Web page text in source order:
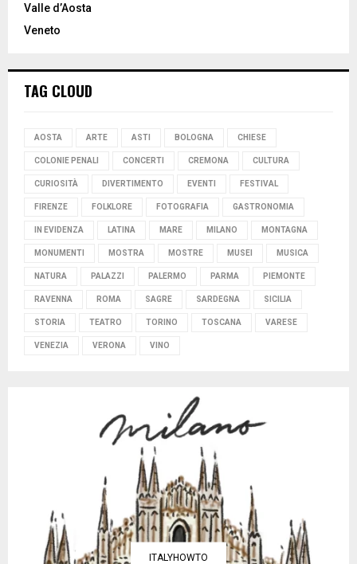
Valle d’Aosta
Veneto
TAG CLOUD
AOSTA ARTE ASTI BOLOGNA CHIESE
COLONIE PENALI CONCERTI CREMONA CULTURA
CURIOSITÀ DIVERTIMENTO EVENTI FESTIVAL
FIRENZE FOLKLORE FOTOGRAFIA GASTRONOMIA
IN EVIDENZA LATINA MARE MILANO MONTAGNA
MONUMENTI MOSTRA MOSTRE MUSEI MUSICA
NATURA PALAZZI PALERMO PARMA PIEMONTE
RAVENNA ROMA SAGRE SARDEGNA SICILIA
STORIA TEATRO TORINO TOSCANA VARESE
VENEZIA VERONA VINO
ITALYHOWTO